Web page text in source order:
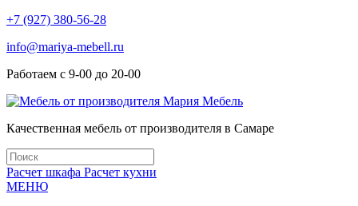
+7 (927) 380-56-28
info@mariya-mebell.ru
Работаем с 9-00 до 20-00
Качественная мебель от производителя в Самаре
Расчет шкафа Расчет кухни
МЕНЮ